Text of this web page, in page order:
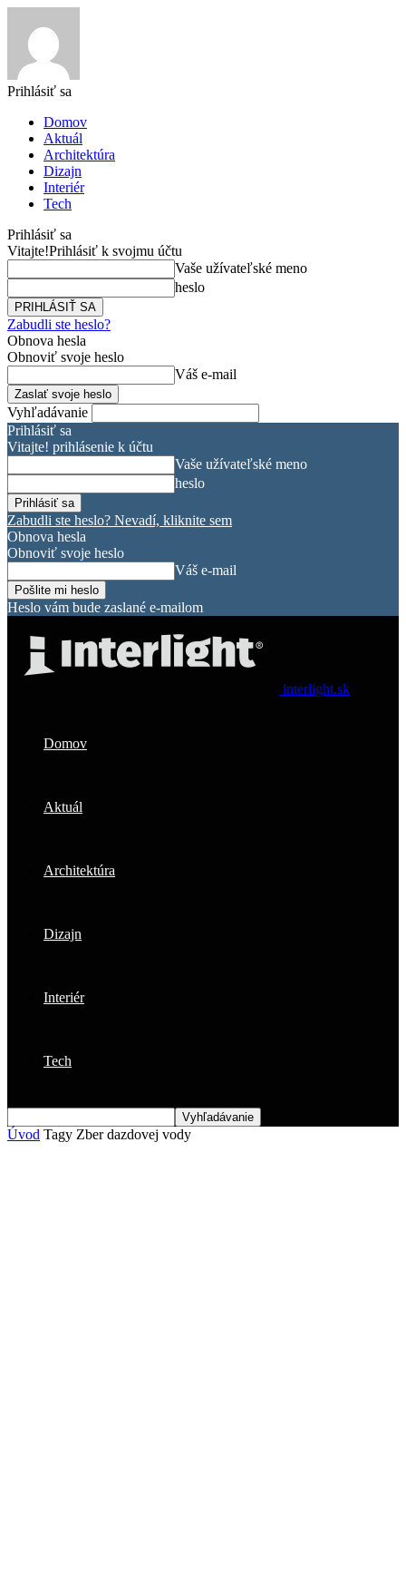
Prihlásiť sa
Domov
Aktuál
Architektúra
Dizajn
Interiér
Tech
Prihlásiť sa
Vitajte!Prihlásiť k svojmu účtu
Vaše užívateľské meno
heslo
Zabudli ste heslo?
Obnova hesla
Obnoviť svoje heslo
Váš e-mail
Vyhľadávanie
Prihlásiť sa
Vitajte! prihlásenie k účtu
Vaše užívateľské meno
heslo
Zabudli ste heslo? Nevadí, kliknite sem
Obnova hesla
Obnoviť svoje heslo
Váš e-mail
Heslo vám bude zaslané e-mailom
interlight.sk
Domov
Aktuál
Architektúra
Dizajn
Interiér
Tech
Úvod Tagy Zber dazdovej vody